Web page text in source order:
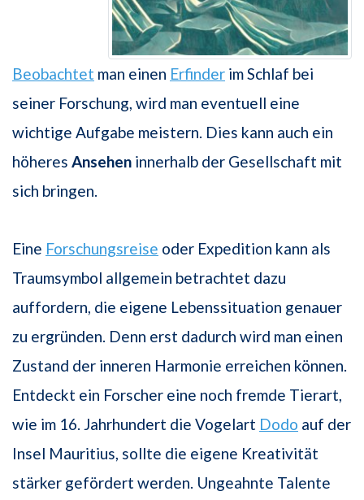
Beobachtet man einen Erfinder im Schlaf bei
seiner Forschung, wird man eventuell eine
wichtige Aufgabe meistern. Dies kann auch ein
höheres Ansehen innerhalb der Gesellschaft mit
sich bringen.
Eine Forschungsreise oder Expedition kann als
Traumsymbol allgemein betrachtet dazu
auffordern, die eigene Lebenssituation genauer
zu ergründen. Denn erst dadurch wird man einen
Zustand der inneren Harmonie erreichen können.
Entdeckt ein Forscher eine noch fremde Tierart,
wie im 16. Jahrhundert die Vogelart Dodo auf der
Insel Mauritius, sollte die eigene Kreativität
stärker gefördert werden. Ungeahnte Talente